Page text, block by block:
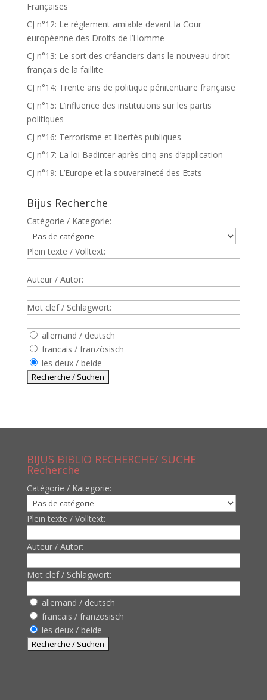
Françaises
CJ n°12: Le règlement amiable devant la Cour
européenne des Droits de l’Homme
CJ n°13: Le sort des créanciers dans le nouveau droit
français de la faillite
CJ n°14: Trente ans de politique pénitentiaire française
CJ n°15: L’influence des institutions sur les partis
politiques
CJ n°16: Terrorisme et libertés publiques
CJ n°17: La loi Badinter après cinq ans d’application
CJ n°19: L’Europe et la souveraineté des Etats
Bijus Recherche
Catègorie / Kategorie:
Plein texte / Volltext:
Auteur / Autor:
Mot clef / Schlagwort:
allemand / deutsch
francais / französisch
les deux / beide
BIJUS BIBLIO RECHERCHE/ SUCHE
Recherche
Catègorie / Kategorie:
Plein texte / Volltext:
Auteur / Autor:
Mot clef / Schlagwort:
allemand / deutsch
francais / französisch
les deux / beide